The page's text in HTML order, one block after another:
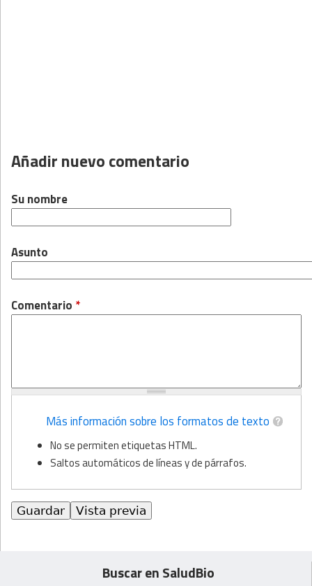
Añadir nuevo comentario
Su nombre
Asunto
Comentario *
Más información sobre los formatos de texto
No se permiten etiquetas HTML.
Saltos automáticos de líneas y de párrafos.
Buscar en SaludBio